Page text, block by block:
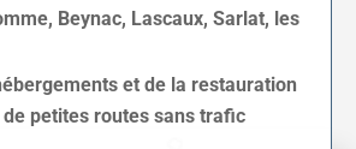
Beynac, Lascaux, Sarlat, les
et de la restauration
de petites routes sans trafic